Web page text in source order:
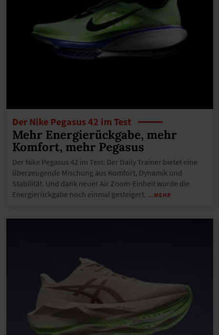
Der Nike Pegasus 42 im Test
Mehr Energierückgabe, mehr
Komfort, mehr Pegasus
Der Nike Pegasus 42 im Test: Der Daily Trainer bietet eine
überzeugende Mischung aus Komfort, Dynamik und
Stabilität. Und dank neuer Air Zoom-Einheit wurde die
Energierückgabe noch einmal gesteigert. …MEHR